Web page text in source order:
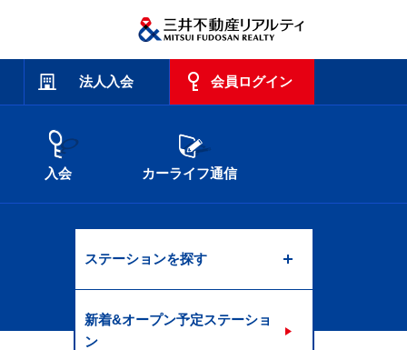
法人入会 会員ログイン
入会 カーライフ通信
ステーションを探す
新着&オープン予定ステーショ
ン